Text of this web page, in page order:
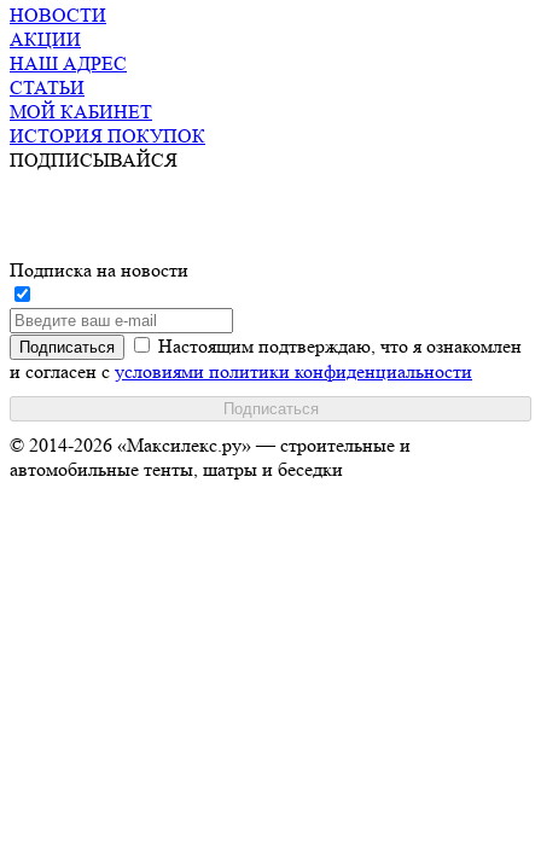
НОВОСТИ
АКЦИИ
НАШ АДРЕС
СТАТЬИ
МОЙ КАБИНЕТ
ИСТОРИЯ ПОКУПОК
ПОДПИСЫВАЙСЯ
Подписка на новости
Настоящим подтверждаю, что я ознакомлен
и согласен с условиями политики конфиденциальности
© 2014-2026 «Максилекс.ру» — строительные и
автомобильные тенты, шатры и беседки